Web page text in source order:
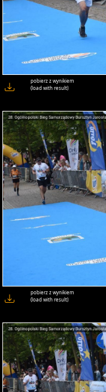
pobierz z wynikiem
(load with result)
pobierz z wynikiem
(load with result)